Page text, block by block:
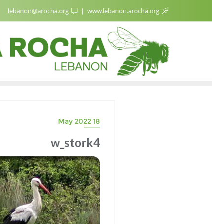
18 May 2022
w_stork4